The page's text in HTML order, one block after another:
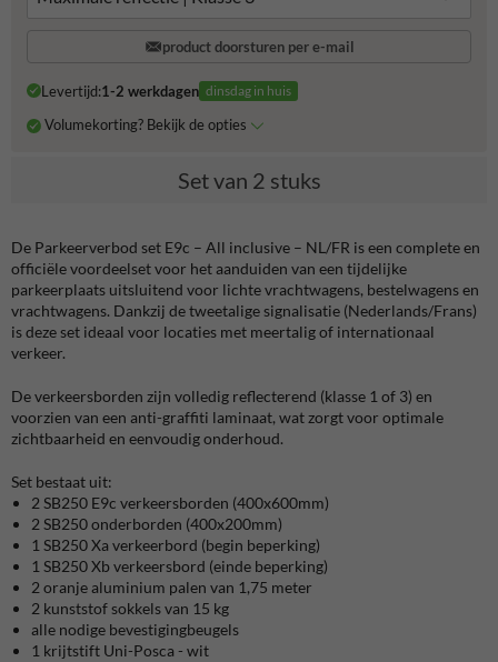
product doorsturen per e-mail
Levertijd:1-2 werkdagen dinsdag in huis
Volumekorting? Bekijk de opties
Set van 2 stuks
De Parkeerverbod set E9c – All inclusive – NL/FR is een complete en
officiële voordeelset voor het aanduiden van een tijdelijke
parkeerplaats uitsluitend voor lichte vrachtwagens, bestelwagens en
vrachtwagens. Dankzij de tweetalige signalisatie (Nederlands/Frans)
is deze set ideaal voor locaties met meertalig of internationaal
verkeer.
De verkeersborden zijn volledig reflecterend (klasse 1 of 3) en
voorzien van een anti-graffiti laminaat, wat zorgt voor optimale
zichtbaarheid en eenvoudig onderhoud.
Set bestaat uit:
2 SB250 E9c verkeersborden (400x600mm)
2 SB250 onderborden (400x200mm)
1 SB250 Xa verkeerbord (begin beperking)
1 SB250 Xb verkeersbord (einde beperking)
2 oranje aluminium palen van 1,75 meter
2 kunststof sokkels van 15 kg
alle nodige bevestigingbeugels
1 krijtstift Uni-Posca - wit